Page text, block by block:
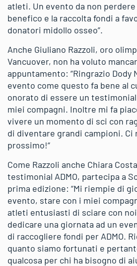
atleti. Un evento da non
benefico e la raccolta fondi a
donatori midollo osseo”.
Anche Giuliano Razzoli, oro
Vancuover, non ha voluto
appuntamento: “Ringrazio Dody
evento come questo fa bene al
onorato di essere un
miei compagni. Inoltre mi fa
vivere un momento di sci con
di diventare grandi campioni. Ci
prossimo!“
Come Razzoli anche Chiara
testimonial ADMO, partecipa a
prima edizione: “Mi riempie di
evento, stare con i miei
atleti entusiasti di sciare con
dedicare una giornata ad un
di raccogliere fondi per ADMO.
quanto siamo fortunati e
qualcosa per chi ha bisogno di